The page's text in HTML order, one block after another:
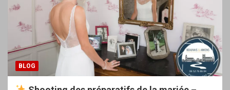
BLOG